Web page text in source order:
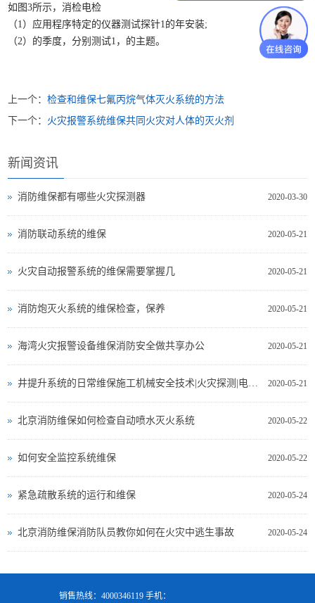
如图3所示，消检电检
（1）应用程序特定的仪器测试探针1的年安装;
（2）的季度，分别测试1，的主题。
上一个：检查和维保七氟丙烷气体灭火系统的方法
下一个： 火灾报警系统维保共同火灾对人体的灭火剂
新闻资讯
2020-03-30
消防维保都有哪些火灾探测器
2020-05-21
消防联动系统的维保
2020-05-21
火灾自动报警系统的维保需要掌握几
2020-05-21
消防炮灭火系统的维保检查，保养
2020-05-21
海湾火灾报警设备维保消防安全做共享办公
2020-05-21
井提升系统的日常维保施工机械安全技术|火灾探测|电气测试
2020-05-22
北京消防维保如何检查自动喷水灭火系统
2020-05-22
如何安全监控系统维保
2020-05-24
紧急疏散系统的运行和维保
2020-05-24
北京消防维保消防队员教你如何在火灾中逃生事故
销售热线：4000346119 手机：